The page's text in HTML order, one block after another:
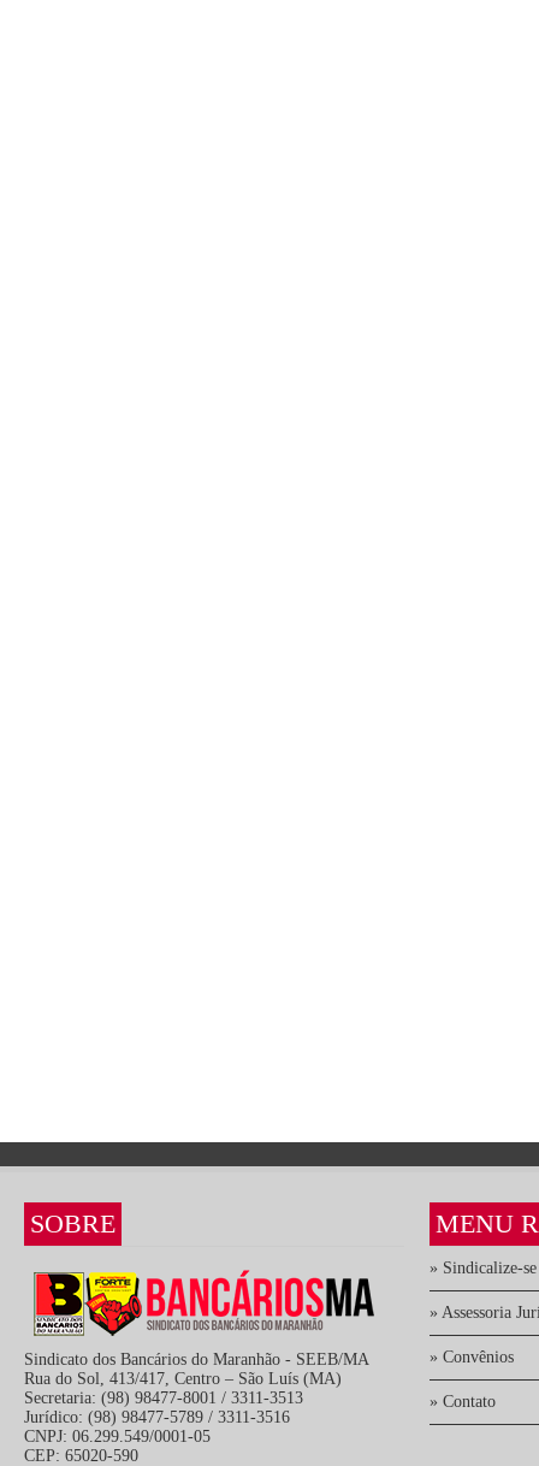
SOBRE
Sindicato dos Bancários do Maranhão - SEEB/MA
Rua do Sol, 413/417, Centro – São Luís (MA)
Secretaria: (98) 98477-8001 / 3311-3513
Jurídico: (98) 98477-5789 / 3311-3516
CNPJ: 06.299.549/0001-05
CEP: 65020-590
MENU
» Sindicalize-se
» Assessoria
» Convênios
» Contato